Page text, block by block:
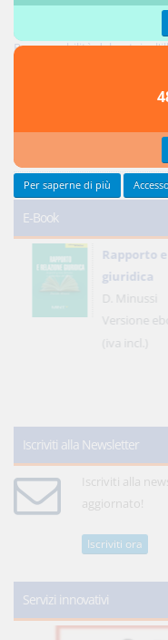
Responsabilità del notaio:
Responsabilità del notaio:
Credito privilegiato del
Reciprocità delle concessioni
Tutti gli ultimi contributi >
E-Book
Rapporto
giuridica
D. Minussi
Versione
(iva incl.)
Iscriviti alla Newsletter
Iscriviti alla
aggiornato!
Iscriviti ora
Servizi innovativi
Per saperne di più